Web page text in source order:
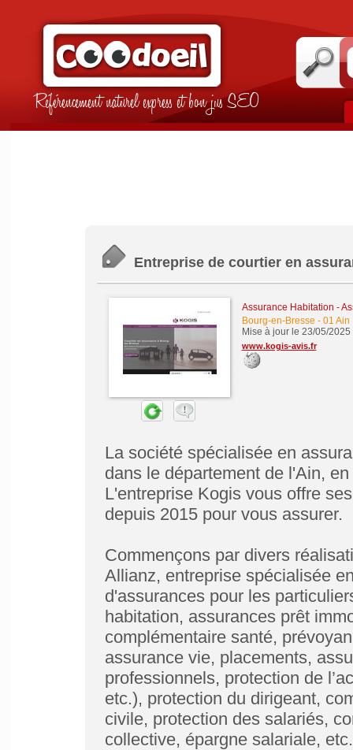
Référencement naturel express et bon jus SEO
Entreprise de courtier en
Assurance Habitation -
Bourg-en-Bresse - 01 Ain
Mise à jour le 23/05/2025
www.kogis-avis.fr
La société spécialisée en
dans le département de l'Ain,
L'entreprise Kogis vous offre
depuis 2015 pour vous assurer.
Commençons par divers
Allianz, entreprise spécialisée
d'assurances pour les
habitation, assurances prêt
complémentaire santé,
assurance vie, placements,
professionnels, protection de
etc.), protection du dirigeant,
civile, protection des salariés,
collective, épargne salariale, etc.